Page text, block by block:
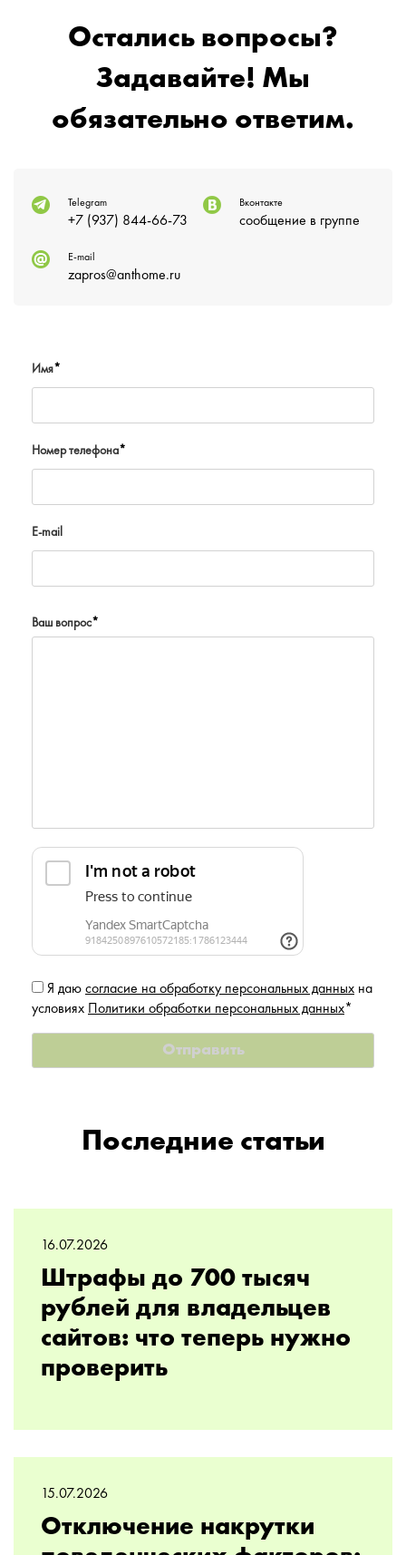
Остались вопросы?
Задавайте! Мы
обязательно ответим.
Telegram
+7 (937) 844-66-73
Вконтакте
сообщение в группе
E-mail
zapros@anthome.ru
Имя*
Номер телефона*
E-mail
Ваш вопрос*
Я даю согласие на обработку персональных данных на
условиях Политики обработки персональных данных*
Последние статьи
16.07.2026
Штрафы до 700 тысяч
рублей для владельцев
сайтов: что теперь нужно
проверить
15.07.2026
Отключение накрутки